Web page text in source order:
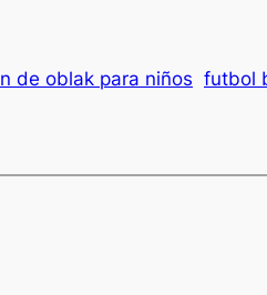
de oblak para niños futbol